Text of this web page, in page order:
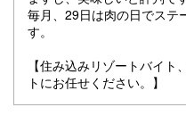
毎月、29日は肉の日でステ
す。
【住み込みリゾートバイ
トにお任せください。】